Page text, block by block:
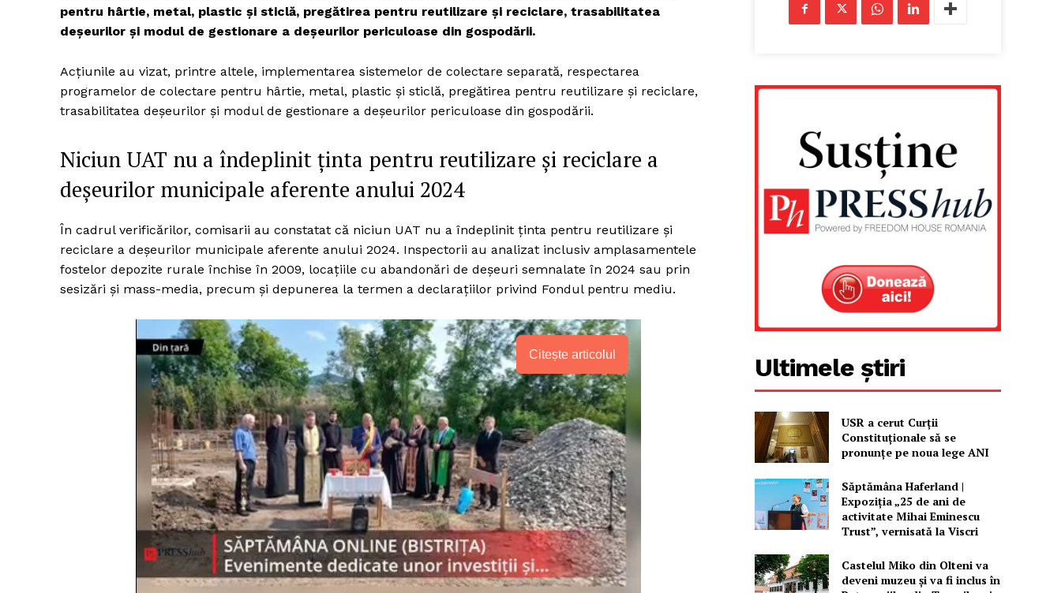
Un proiect
FREEDOM HOUSE
ROMÂNIA
PRESShub
Despre noi / Echipa
Proiecte editoriale
Rețea
Contact
pentru hârtie, metal, plastic și sticlă, pregătirea pentru reutilizare și reciclare, trasabilitatea
deșeurilor și modul de gestionare a deșeurilor periculoase din gospodării.
Acțiunile au vizat, printre altele, implementarea sistemelor de colectare separată, respectarea
programelor de colectare pentru hârtie, metal, plastic și sticlă, pregătirea pentru reutilizare și reciclare,
trasabilitatea deșeurilor și modul de gestionare a deșeurilor periculoase din gospodării.
Niciun UAT nu a îndeplinit ținta pentru reutilizare și reciclare a
deșeurilor municipale aferente anului 2024
În cadrul verificărilor, comisarii au constatat că niciun UAT nu a îndeplinit ținta pentru reutilizare și
reciclare a deșeurilor municipale aferente anului 2024. Inspectorii au analizat inclusiv amplasamentele
fostelor depozite rurale închise în 2009, locațiile cu abandonări de deșeuri semnalate în 2024 sau prin
sesizări și mass-media, precum și depunerea la termen a declarațiilor privind Fondul pentru mediu.
Citește articolul Ultimele știri
USR a cerut Curții
Constituționale să se
pronunțe pe noua lege ANI
Săptămâna Haferland |
Expoziţia „25 de ani de
activitate Mihai Eminescu
Trust”, vernisată la Viscri
Castelul Miko din Olteni va
deveni muzeu şi va fi inclus în